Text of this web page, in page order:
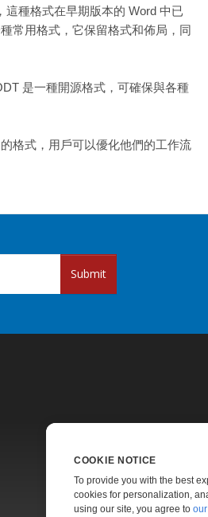
種格式在早期版本的 Word 中已
常用格式，它保留格式和佈局，同
是一種開源格式，可確保與各種
格式，用戶可以優化他們的工作流
Submit
Pricing
Paid Support
About
COOKIE NOTICE
To provide you with the best
cookies for personalization,
using our site, you agree to